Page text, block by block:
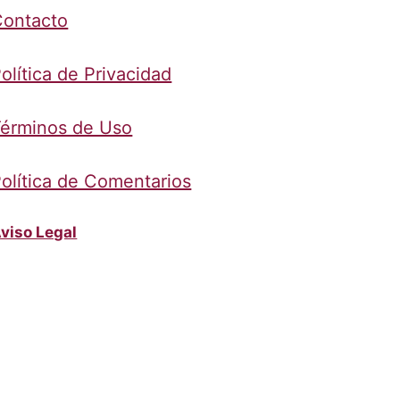
de Privacidad
de Uso
de Comentarios
Legal